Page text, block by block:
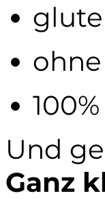
Und
Ganz